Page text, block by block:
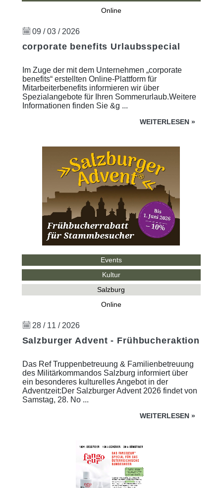
Online
09 / 03 / 2026
corporate benefits Urlaubsspecial
Im Zuge der mit dem Unternehmen „corporate
benefits“ erstellten Online-Plattform für
Mitarbeiterbenefits informieren wir über
Spezialangebote für Ihren Sommerurlaub.Weitere
Informationen finden Sie &g ...
WEITERLESEN »
Events
Kultur
Salzburg
Online
28 / 11 / 2026
Salzburger Advent - Frühbucheraktion
Das Ref Truppenbetreuung & Familienbetreuung
des Militärkommandos Salzburg informiert über
ein besonderes kulturelles Angebot in der
Adventzeit:Der Salzburger Advent 2026 findet von
Samstag, 28. No ...
WEITERLESEN »